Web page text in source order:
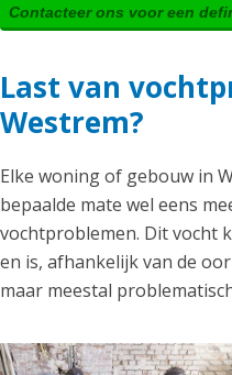
Contacteer ons voor een
Last van
Westrem?
Elke woning of gebouw in
bepaalde mate wel eens
vochtproblemen. Dit vocht
en is, afhankelijk van de
maar meestal